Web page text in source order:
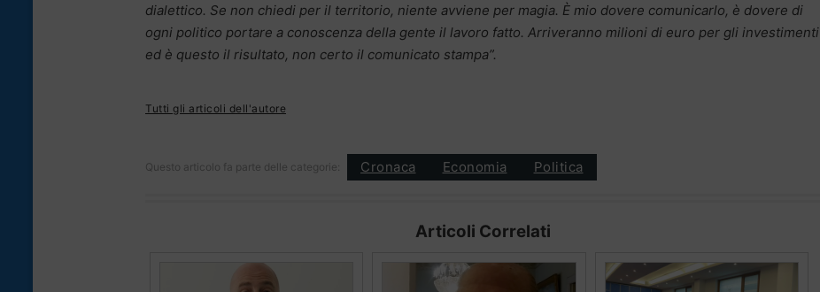
dialettico. Se non chiedi per il territorio, niente avviene per magia. È mio dovere comunicarlo, è dovere di
ogni politico portare a conoscenza della gente il lavoro fatto. Arriveranno milioni di euro per gli investimenti
ed è questo il risultato, non certo il comunicato stampa”.
Tutti gli articoli dell'autore
Questo articolo fa parte delle categorie: Cronaca Economia Politica
Articoli Correlati